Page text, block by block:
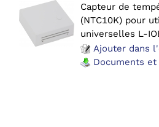
Capteur de
(NTC10K) pour
universelles L-
Ajouter dans
Documents